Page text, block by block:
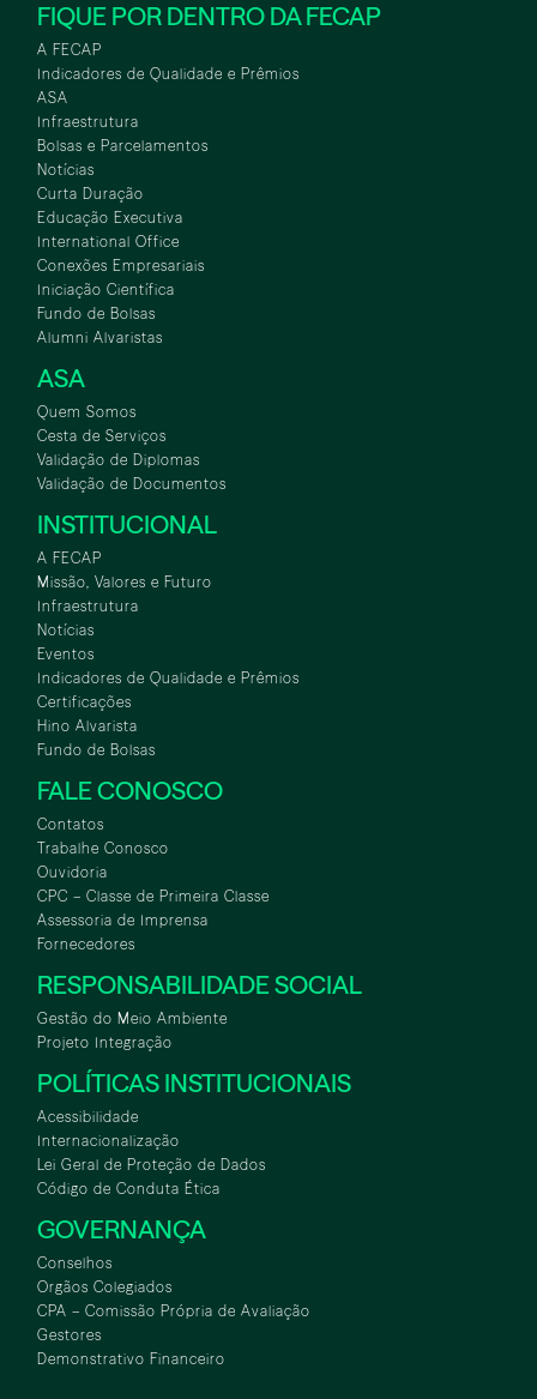
FIQUE POR DENTRO DA FECAP
A FECAP
Indicadores de Qualidade e Prêmios
ASA
Infraestrutura
Bolsas e Parcelamentos
Notícias
Curta Duração
Educação Executiva
International Office
Conexões Empresariais
Iniciação Científica
Fundo de Bolsas
Alumni Alvaristas
ASA
Quem Somos
Cesta de Serviços
Validação de Diplomas
Validação de Documentos
INSTITUCIONAL
A FECAP
Missão, Valores e Futuro
Infraestrutura
Notícias
Eventos
Indicadores de Qualidade e Prêmios
Certificações
Hino Alvarista
Fundo de Bolsas
FALE CONOSCO
Contatos
Trabalhe Conosco
Ouvidoria
CPC – Classe de Primeira Classe
Assessoria de Imprensa
Fornecedores
RESPONSABILIDADE SOCIAL
Gestão do Meio Ambiente
Projeto Integração
POLÍTICAS INSTITUCIONAIS
Acessibilidade
Internacionalização
Lei Geral de Proteção de Dados
Código de Conduta Ética
GOVERNANÇA
Conselhos
Orgãos Colegiados
CPA – Comissão Própria de Avaliação
Gestores
Demonstrativo Financeiro